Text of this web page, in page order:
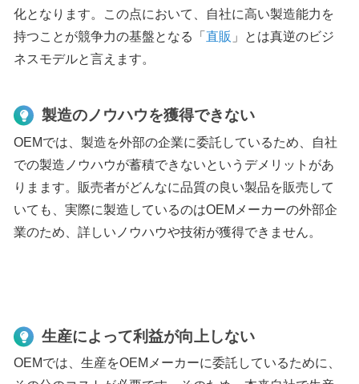
化となります。この点において、自社に高い製造能力を
持つことが競争力の基盤となる「 直販 」とは真逆のビジ
ネスモデルと言えます。
製造のノウハウを獲得できない
OEMでは、製造を外部の企業に委託しているため、自社
での製造ノウハウが蓄積できないというデメリットがあ
りまます。販売者がどんなに品質の良い製品を販売して
いても、実際に製造しているのはOEMメーカーの外部企
業のため、詳しいノウハウや技術が獲得できません。
生産によって利益が向上しない
OEMでは、生産をOEMメーカーに委託しているために、